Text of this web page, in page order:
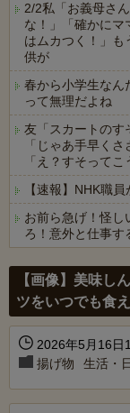
2/2私「お義母さ
な！」「確かにマ
はムカつく！」も
供が
春から小学生なん
って無理だよね
友「スカートのす
「じゃあ手早く
「え？すそって
【速報】NHK職
お前ら急げ！怪し
ろ！意外と仕事す
【画像】美味し
ツをいつでも食
2026年5月16日
揚げ物
生活・